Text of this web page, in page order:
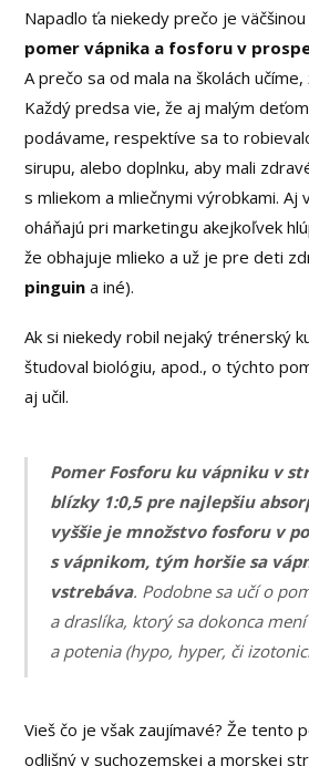
Napadlo ťa niekedy prečo je
pomer vápnika a fosforu v
A prečo sa od mala na školách
Každý predsa vie, že aj malým
podávame, respektíve sa to
sirupu, alebo doplnku, aby mali
s mliekom a mliečnymi výrobkami. Aj
oháňajú pri marketingu akejkoľvek
že obhajuje mlieko a už je pre deti
pinguin a iné).
Ak si niekedy robil nejaký trénerský
študoval biológiu, apod., o týchto
aj učil.
Pomer Fosforu ku vápniku v
blízky 1:0,5 pre najlepšiu
vyššie je množstvo fosforu v
s vápnikom, tým horšie sa
vstrebáva. Podobne sa učí o
a draslíka, ktorý sa dokonca
a potenia (hypo, hyper, či
Vieš čo je však zaujímavé? Že tento
odlišný v suchozemskej a morskej